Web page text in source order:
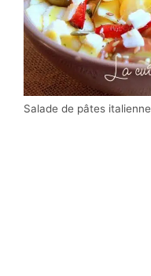
Salade de pâtes italienne